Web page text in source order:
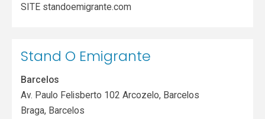
SITE standoemigrante.com
Stand O Emigrante
Barcelos
Av. Paulo Felisberto 102 Arcozelo, Barcelos
Braga, Barcelos